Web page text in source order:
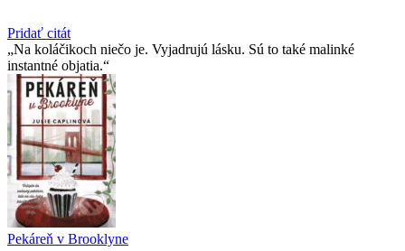
Pridať citát
Na koláčikoch niečo je. Vyjadrujú lásku. Sú to také malinké
instantné objatia.
Pekáreň v Brooklyne